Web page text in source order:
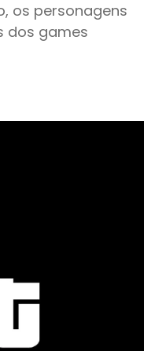
os personagens
dos games